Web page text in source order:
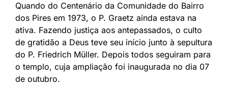
Quando do Centenário da Comunidade do Bairro
dos Pires em 1973, o P. Graetz ainda estava na
ativa. Fazendo justiça aos antepassados, o culto
de gratidão a Deus teve seu início junto à sepultura
do P. Friedrich Müller. Depois todos seguiram para
o templo, cuja ampliação foi inaugurada no dia 07
de outubro.